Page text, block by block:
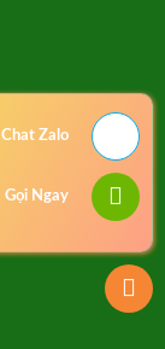
Chat Zalo
Gọi Ngay